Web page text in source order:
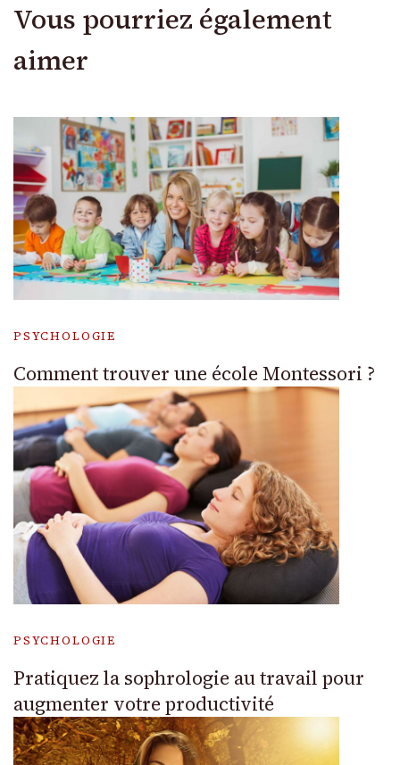
Vous pourriez également
aimer
PSYCHOLOGIE
Comment trouver une école Montessori ?
PSYCHOLOGIE
Pratiquez la sophrologie au travail pour
augmenter votre productivité